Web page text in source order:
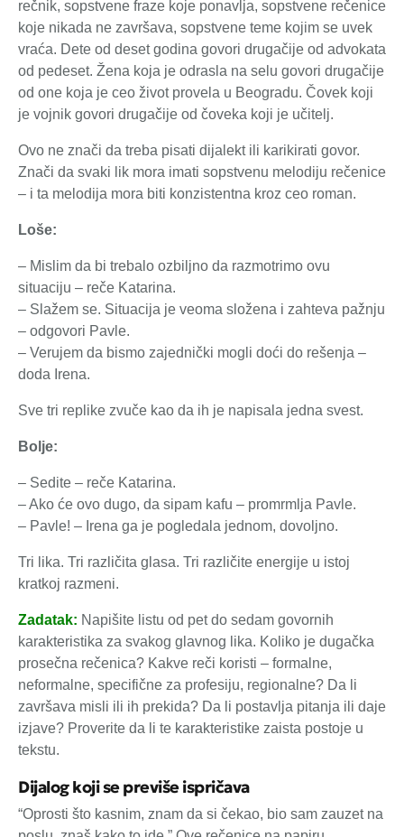
rečnik, sopstvene fraze koje ponavlja, sopstvene rečenice
koje nikada ne završava, sopstvene teme kojim se uvek
vraća. Dete od deset godina govori drugačije od advokata
od pedeset. Žena koja je odrasla na selu govori drugačije
od one koja je ceo život provela u Beogradu. Čovek koji
je vojnik govori drugačije od čoveka koji je učitelj.
Ovo ne znači da treba pisati dijalekt ili karikirati govor.
Znači da svaki lik mora imati sopstvenu melodiju rečenice
– i ta melodija mora biti konzistentna kroz ceo roman.
Loše:
– Mislim da bi trebalo ozbiljno da razmotrimo ovu
situaciju – reče Katarina.
– Slažem se. Situacija je veoma složena i zahteva pažnju
– odgovori Pavle.
– Verujem da bismo zajednički mogli doći do rešenja –
doda Irena.
Sve tri replike zvuče kao da ih je napisala jedna svest.
Bolje:
– Sedite – reče Katarina.
– Ako će ovo dugo, da sipam kafu – promrmlja Pavle.
– Pavle! – Irena ga je pogledala jednom, dovoljno.
Tri lika. Tri različita glasa. Tri različite energije u istoj
kratkoj razmeni.
Zadatak: Napišite listu od pet do sedam govornih
karakteristika za svakog glavnog lika. Koliko je dugačka
prosečna rečenica? Kakve reči koristi – formalne,
neformalne, specifične za profesiju, regionalne? Da li
završava misli ili ih prekida? Da li postavlja pitanja ili daje
izjave? Proverite da li te karakteristike zaista postoje u
tekstu.
Dijalog koji se previše ispričava
“Oprosti što kasnim, znam da si čekao, bio sam zauzet na